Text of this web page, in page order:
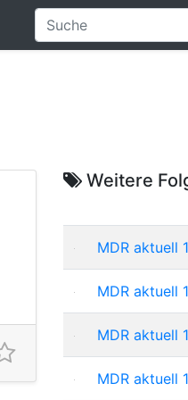
Weitere
MDR aktuell
MDR aktuell
MDR aktuell
MDR aktuell